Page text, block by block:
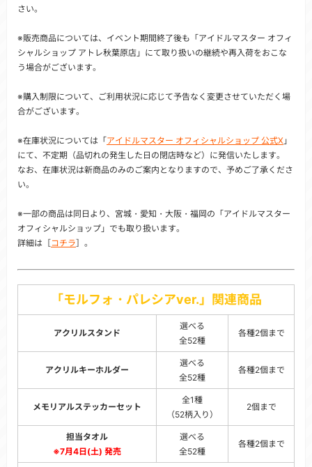
さい。
※販売商品については、イベント期間終了後も「アイドルマスター オフィ
シャルショップ アトレ秋葉原店」にて取り扱いの継続や再入荷をおこな
う場合がございます。
※購入制限について、ご利用状況に応じて予告なく変更させていただく場
合がございます。
※在庫状況については「アイドルマスター オフィシャルショップ 公式X 」
にて、不定期（品切れの発生した日の閉店時など）に発信いたします。
なお、在庫状況は新商品のみのご案内となりますので、予めご了承くださ
い。
※一部の商品は同日より、宮城・愛知・大阪・福岡の「アイドルマスター
オフィシャルショップ」でも取り扱います。
詳細は［コチラ］。
「モルフォ・パレシアver.」関連商品
アクリルスタンド
選べる
全52種
各種2個まで
アクリルキーホルダー
選べる
全52種
各種2個まで
メモリアルステッカーセット
全1種
（52柄入り）
2個まで
担当タオル
※7月4日(土) 発売
選べる
全52種
各種2個まで